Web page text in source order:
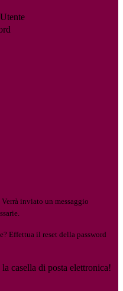
Verrà inviato un messaggio
Effettua il reset della password
casella di posta elettronica!